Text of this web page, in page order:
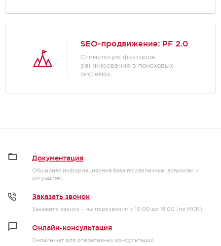
SEO-продвижение: PF 2.0
Стимуляция факторов
ранжирования в поисковых
системах.
Документация
Обширная информацияонна база по различным вопросам и
ситуациям.
Заказать звонок
Закажите звонок – мы перезвоним с 10:00 до 19:00 (по МСК).
Онлайн-консультация
Онлайн-чат для оперативных консультаций.